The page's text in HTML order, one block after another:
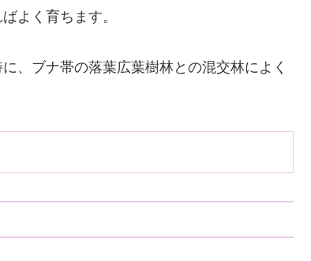
よく育ちます。
、ブナ帯の落葉広葉樹林との混交林によく